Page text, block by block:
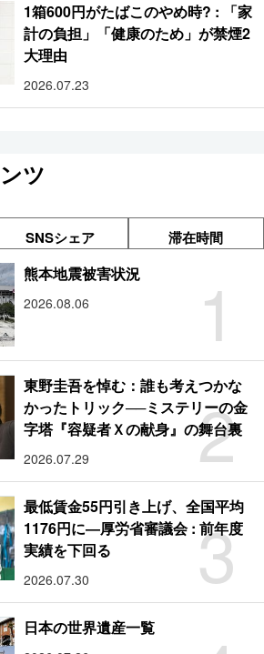
1箱600円がたばこのやめ時? : 「家
計の負担」「健康のため」が禁煙2
大理由
2026.07.23
ツ
SNSシェア 滞在時間
1
熊本地震被害状況
2026.08.06
2
東野圭吾を悼む：誰も考えつかな
かったトリック──ミステリーの金
字塔『容疑者Ｘの献身』の舞台裏
2026.07.29
3
最低賃金55円引き上げ、全国平均
1176円に―厚労省審議会 : 前年度
実績を下回る
2026.07.30
日本の世界遺産一覧